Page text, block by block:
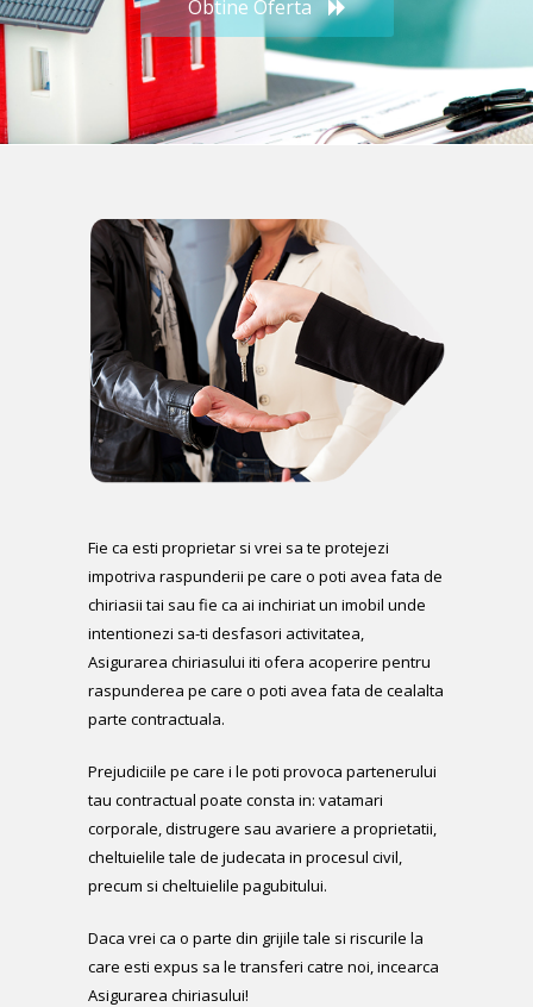
Obtine Oferta
Fie ca esti proprietar si vrei sa te protejezi
impotriva raspunderii pe care o poti avea fata de
chiriasii tai sau fie ca ai inchiriat un imobil unde
intentionezi sa-ti desfasori activitatea,
Asigurarea chiriasului iti ofera acoperire pentru
raspunderea pe care o poti avea fata de cealalta
parte contractuala.
Prejudiciile pe care i le poti provoca partenerului
tau contractual poate consta in: vatamari
corporale, distrugere sau avariere a proprietatii,
cheltuielile tale de judecata in procesul civil,
precum si cheltuielile pagubitului.
Daca vrei ca o parte din grijile tale si riscurile la
care esti expus sa le transferi catre noi, incearca
Asigurarea chiriasului!